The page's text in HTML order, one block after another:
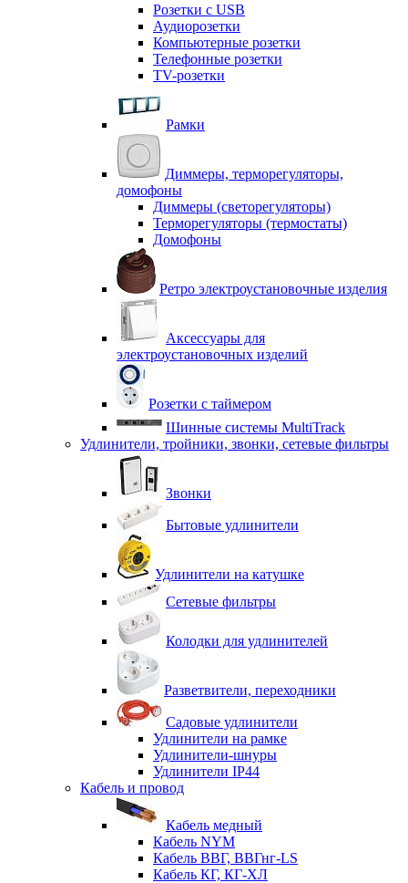
Розетки с USB
Аудиорозетки
Компьютерные розетки
Телефонные розетки
TV-розетки
Рамки
Диммеры, терморегуляторы,
домофоны
Диммеры (светорегуляторы)
Терморегуляторы (термостаты)
Домофоны
Ретро электроустановочные изделия
Аксессуары для
электроустановочных изделий
Розетки с таймером
Шинные системы MultiTrack
Удлинители, тройники, звонки, сетевые фильтры
Звонки
Бытовые удлинители
Удлинители на катушке
Сетевые фильтры
Колодки для удлинителей
Разветвители, переходники
Садовые удлинители
Удлинители на рамке
Удлинители-шнуры
Удлинители IP44
Кабель и провод
Кабель медный
Кабель NYM
Кабель ВВГ, ВВГнг-LS
Кабель КГ, КГ-ХЛ